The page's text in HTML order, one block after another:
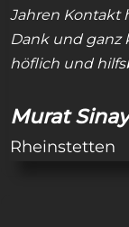
Jahren Kontakt
Dank und ganz
höflich und
Murat
Rheinstetten